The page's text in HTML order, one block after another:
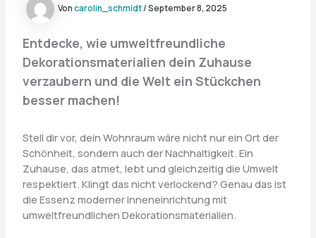
Voncarolin_schmidt/September 8, 2025
Entdecke, wie umweltfreundliche
Dekorationsmaterialien dein Zuhause
verzaubern und die Welt ein Stückchen
besser machen!
Stell dir vor, dein Wohnraum wäre nicht nur ein Ort der
Schönheit, sondern auch der Nachhaltigkeit. Ein
Zuhause, das atmet, lebt und gleichzeitig die Umwelt
respektiert. Klingt das nicht verlockend? Genau das ist
die Essenz moderner Inneneinrichtung mit
umweltfreundlichen Dekorationsmaterialien.